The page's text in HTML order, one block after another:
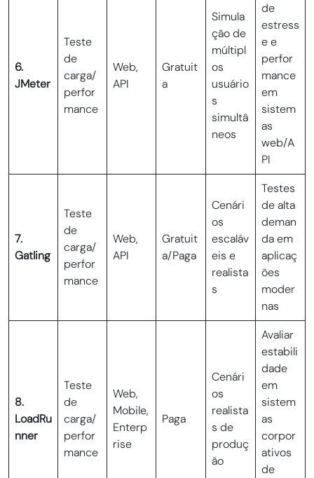
6.
JMeter
Teste
de
carga/
perfor
mance
Web,
API
Gratuit
a
Simula
ção de
múltipl
os
usuário
s
simultâ
neos
de
estress
e e
perfor
mance
em
sistem
as
web/A
PI
7.
Gatling
Teste
de
carga/
perfor
mance
Web,
API
Gratuit
a/Paga
Cenári
os
escaláv
eis e
realista
s
Testes
de alta
deman
da em
aplicaç
ões
moder
nas
8.
LoadRu
nner
Teste
de
carga/
perfor
mance
Web,
Mobile,
Enterp
rise
Paga
Cenári
os
realista
s de
produç
ão
Avaliar
estabili
dade
em
sistem
as
corpor
ativos
de